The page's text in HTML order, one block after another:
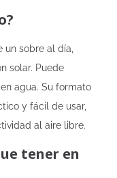
sobre al día,
solar. Puede
agua. Su formato
y fácil de usar,
al aire libre.
tener en